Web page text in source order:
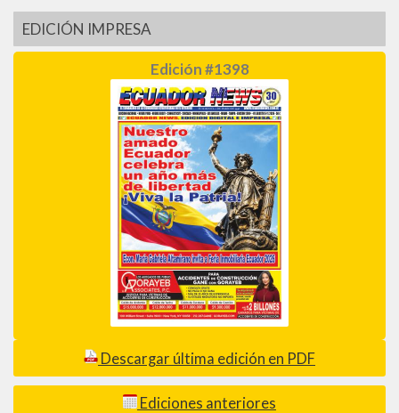
EDICIÓN IMPRESA
Edición #1398
Descargar última edición en PDF
Ediciones anteriores